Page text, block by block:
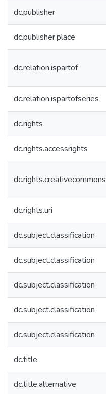
dc.publisher
dc.publisher.place
dc.relation.ispartof
dc.relation.ispartofseries
dc.rights
dc.rights.accessrights
dc.rights.creativecommons
dc.rights.uri
dc.subject.classification
dc.subject.classification
dc.subject.classification
dc.subject.classification
dc.subject.classification
dc.title
dc.title.alternative